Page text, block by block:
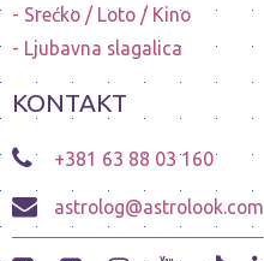
Srećko / Loto / Kino
Ljubavna slagalica
KONTAKT
+381 63 88 03 160
astrolog@astrolook.com